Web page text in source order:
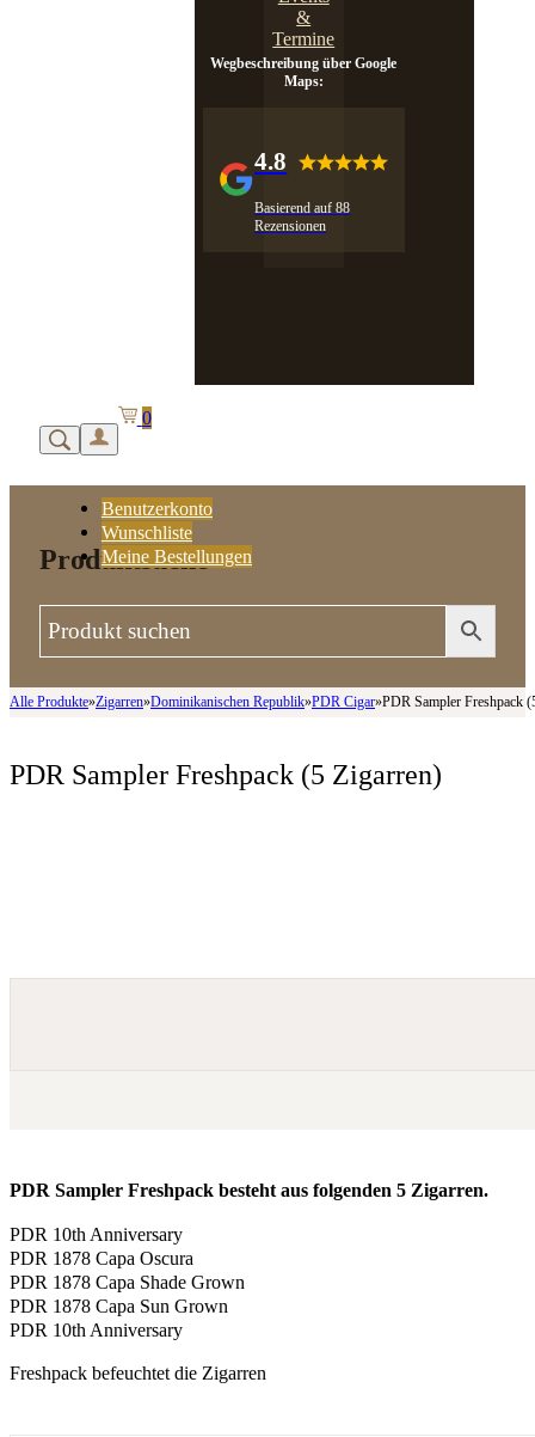
&
Termine
Wegbeschreibung über Google
Maps:
4.8
Basierend auf 88
Rezensionen
Benutzerkonto
Wunschliste
Meine Bestellungen
0
Produktsuche
Alle Produkte»Zigarren»Dominikanischen Republik»PDR Cigar»PDR Sampler Freshpack
PDR Sampler Freshpack (5 Zigarren)
PDR Sampler Freshpack besteht aus folgenden 5 Zigarren.
PDR 10th Anniversary
PDR 1878 Capa Oscura
PDR 1878 Capa Shade Grown
PDR 1878 Capa Sun Grown
PDR 10th Anniversary
Freshpack befeuchtet die Zigarren